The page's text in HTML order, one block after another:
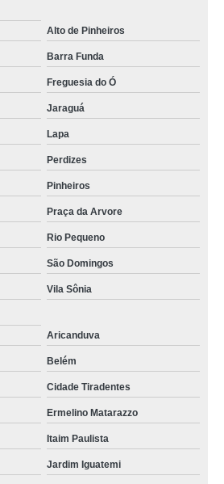
Alto de Pinheiros
Barra Funda
Freguesia do Ó
Jaraguá
Lapa
Perdizes
Pinheiros
Praça da Arvore
Rio Pequeno
São Domingos
Vila Sônia
Aricanduva
Belém
Cidade Tiradentes
Ermelino Matarazzo
Itaim Paulista
Jardim Iguatemi